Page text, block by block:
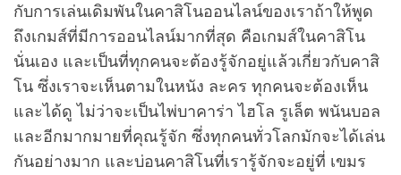
กับการเล่นเดิมพันในคาสิโนออนไลน์ของเราถ้าให้พูด
ถึงเกมส์ที่มีการออนไลน์มากที่สุด คือเกมส์ในคาสิโน
นั่นเอง และเป็นที่ทุกคนจะต้องรู้จักอยู่แล้วเกี่ยวกับคาสิ
โน ซึ่งเราจะเห็นตามในหนัง ละคร ทุกคนจะต้องเห็น
และได้ดู ไม่ว่าจะเป็นไพ่บาคาร่า ไฮโล รูเล็ต พนันบอล
และอีกมากมายที่คุณรู้จัก ซึ่งทุกคนทั่วโลกมักจะได้เล่น
กันอย่างมาก และบ่อนคาสิโนที่เรารู้จักจะอยู่ที่ เขมร